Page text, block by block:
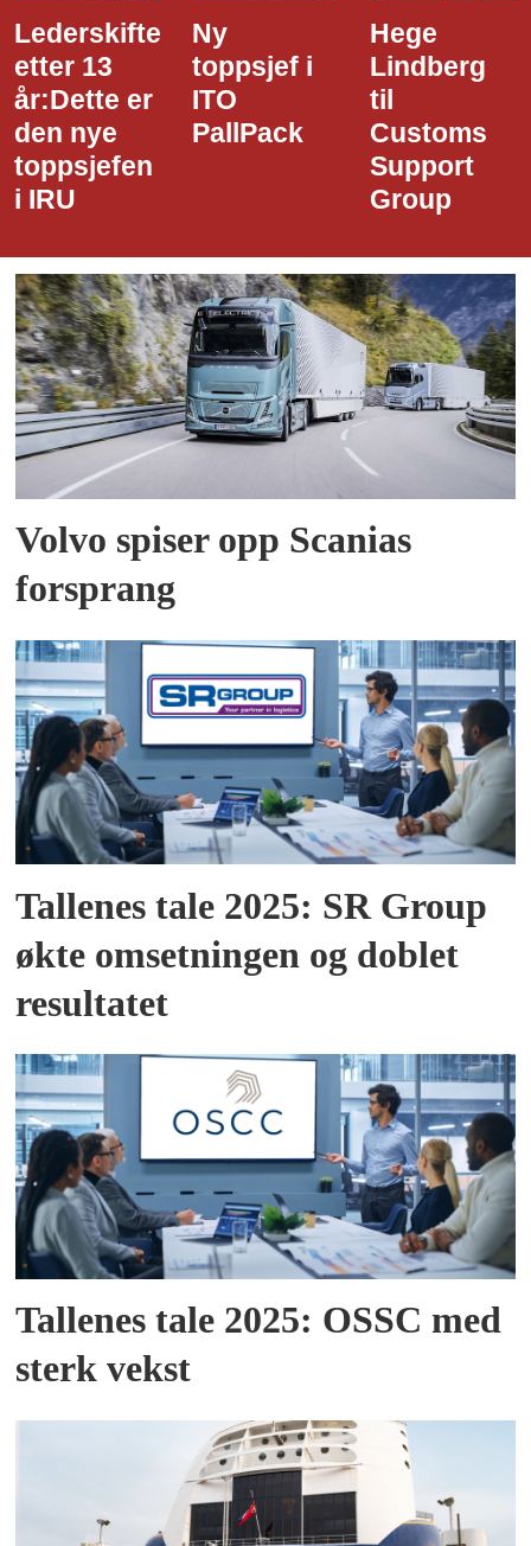
Ny
toppsjef i
ITO
PallPack
Hege
Lindberg
til
Customs
Dette er
den nye
i Narvik
Havn
Volvo spiser opp Scanias
forsprang
Tallenes tale 2025: SR Group
økte omsetningen og doblet
resultatet
Tallenes tale 2025: OSSC med
sterk vekst